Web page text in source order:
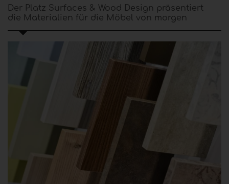
Der Platz Surfaces & Wood Design präsentiert
die Materialien für die Möbel von morgen